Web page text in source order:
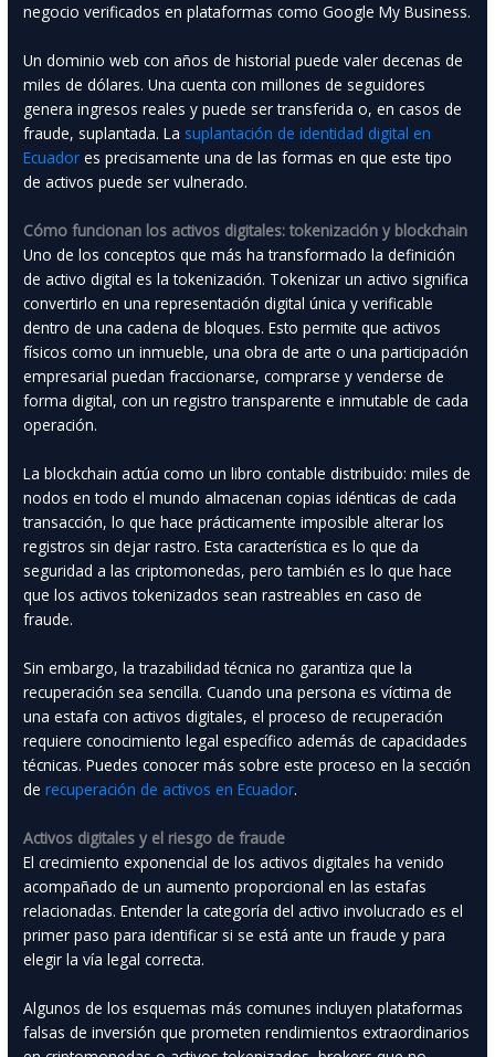
negocio verificados en plataformas como Google My Business.
Un dominio web con años de historial puede valer decenas de
miles de dólares. Una cuenta con millones de seguidores
genera ingresos reales y puede ser transferida o, en casos de
fraude, suplantada. La suplantación de identidad digital en
Ecuador es precisamente una de las formas en que este tipo
de activos puede ser vulnerado.
Cómo funcionan los activos digitales: tokenización y blockchain
Uno de los conceptos que más ha transformado la definición
de activo digital es la tokenización. Tokenizar un activo significa
convertirlo en una representación digital única y verificable
dentro de una cadena de bloques. Esto permite que activos
físicos como un inmueble, una obra de arte o una participación
empresarial puedan fraccionarse, comprarse y venderse de
forma digital, con un registro transparente e inmutable de cada
operación.
La blockchain actúa como un libro contable distribuido: miles de
nodos en todo el mundo almacenan copias idénticas de cada
transacción, lo que hace prácticamente imposible alterar los
registros sin dejar rastro. Esta característica es lo que da
seguridad a las criptomonedas, pero también es lo que hace
que los activos tokenizados sean rastreables en caso de
fraude.
Sin embargo, la trazabilidad técnica no garantiza que la
recuperación sea sencilla. Cuando una persona es víctima de
una estafa con activos digitales, el proceso de recuperación
requiere conocimiento legal específico además de capacidades
técnicas. Puedes conocer más sobre este proceso en la sección
derecuperación de activos en Ecuador.
Activos digitales y el riesgo de fraude
El crecimiento exponencial de los activos digitales ha venido
acompañado de un aumento proporcional en las estafas
relacionadas. Entender la categoría del activo involucrado es el
primer paso para identificar si se está ante un fraude y para
elegir la vía legal correcta.
Algunos de los esquemas más comunes incluyen plataformas
falsas de inversión que prometen rendimientos extraordinarios